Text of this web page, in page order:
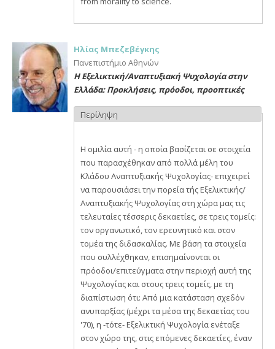
Ηλίας Μπεζεβέγκης
Πανεπιστήμιο Αθηνών
Η Εξελικτική/Αναπτυξιακή Ψυχολογία στην
Ελλάδα: Προκλήσεις, πρόοδοι, προοπτικές
Περίληψη
Η ομιλία αυτή - η οποία βασίζεται σε στοιχεία
που παρασχέθηκαν από πολλά μέλη του
Κλάδου Αναπτυξιακής Ψυχολογίας- επιχειρεί
να παρουσιάσει την πορεία τής Εξελικτικής/
Αναπτυξιακής Ψυχολογίας στη χώρα μας τις
τελευταίες τέσσερις δεκαετίες, σε τρεις τομείς:
τον οργανωτικό, τον ερευνητικό και στον
τομέα της διδασκαλίας. Με βάση τα στοιχεία
που συλλέχθηκαν, επισημαίνονται οι
πρόοδοι/επιτεύγματα στην περιοχή αυτή της
Ψυχολογίας και στους τρεις τομείς, με τη
διαπίστωση ότι: Από μια κατάσταση σχεδόν
ανυπαρξίας (μέχρι τα μέσα της δεκαετίας του
'70), η -τότε- Εξελικτική Ψυχολογία ενέταξε
στον χώρο της, στις επόμενες δεκαετίες, έναν